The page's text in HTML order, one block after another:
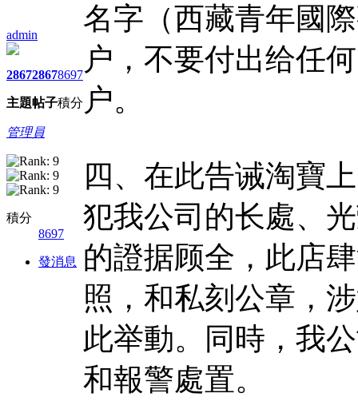
admin
2867
主題
2867
帖子
8697
積分
管理員
積分
8697
發消息
名字（西藏青年國
户，不要付出给任
户。
四、在此告诫淘寶
犯我公司的长處、
的證据顾全，此店
照，和私刻公章，
此举動。同時，我
和報警處置。